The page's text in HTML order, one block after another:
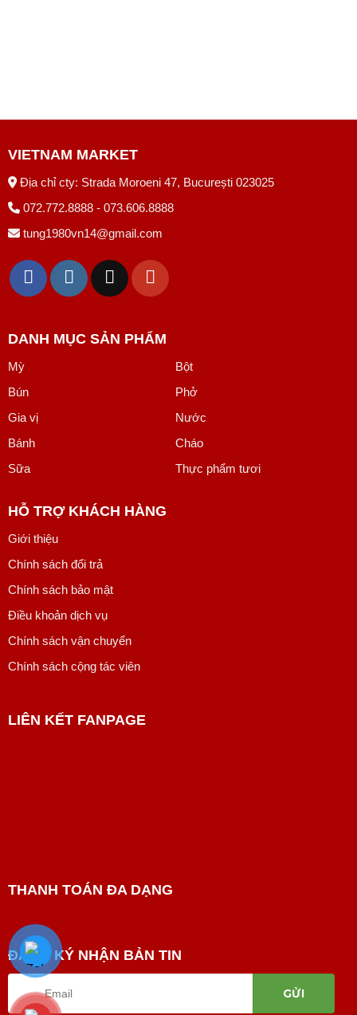
VIETNAM MARKET
Địa chỉ cty: Strada Moroeni 47, București 023025
072.772.8888 - 073.606.8888
tung1980vn14@gmail.com
DANH MỤC SẢN PHẨM
Mỳ
Bột
Bún
Phở
Gia vị
Nước
Bánh
Cháo
Sữa
Thực phẩm tươi
HỖ TRỢ KHÁCH HÀNG
Giới thiệu
Chính sách đổi trả
Chính sách bảo mật
Điều khoản dịch vụ
Chính sách vận chuyển
Chính sách cộng tác viên
LIÊN KẾT FANPAGE
THANH TOÁN ĐA DẠNG
ĐĂNG KÝ NHẬN BẢN TIN